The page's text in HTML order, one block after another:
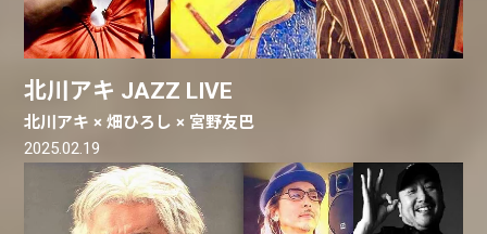
北川アキ JAZZ LIVE
北川アキ × 畑ひろし × 宮野友巴
2025.02.19